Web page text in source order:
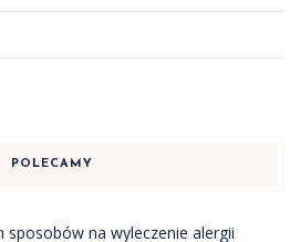
POLECAMY
sposobów na wyleczenie alergii